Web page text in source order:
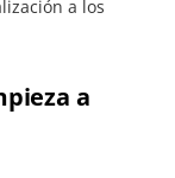
a los
a